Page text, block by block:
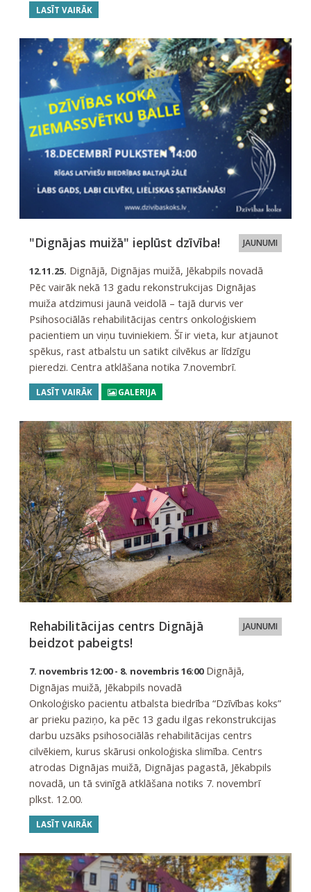
LASĪT VAIRĀK
JAUNUMI
"Dignājas muižā" ieplūst dzīvība!
12.11.25. Dignājā, Dignājas muižā, Jēkabpils novadā
Pēc vairāk nekā 13 gadu rekonstrukcijas Dignājas
muiža atdzimusi jaunā veidolā – tajā durvis ver
Psihosociālās rehabilitācijas centrs onkoloģiskiem
pacientiem un viņu tuviniekiem. Šī ir vieta, kur atjaunot
spēkus, rast atbalstu un satikt cilvēkus ar līdzīgu
pieredzi. Centra atklāšana notika 7.novembrī.
LASĪT VAIRĀK GALERIJA
JAUNUMI
Rehabilitācijas centrs Dignājā
beidzot pabeigts!
7. novembris 12:00 - 8. novembris 16:00Dignājā,
Dignājas muižā, Jēkabpils novadā
Onkoloģisko pacientu atbalsta biedrība “Dzīvības koks”
ar prieku paziņo, ka pēc 13 gadu ilgas rekonstrukcijas
darbu uzsāks psihosociālās rehabilitācijas centrs
cilvēkiem, kurus skārusi onkoloģiska slimība. Centrs
atrodas Dignājas muižā, Dignājas pagastā, Jēkabpils
novadā, un tā svinīgā atklāšana notiks 7. novembrī
plkst. 12.00.
LASĪT VAIRĀK